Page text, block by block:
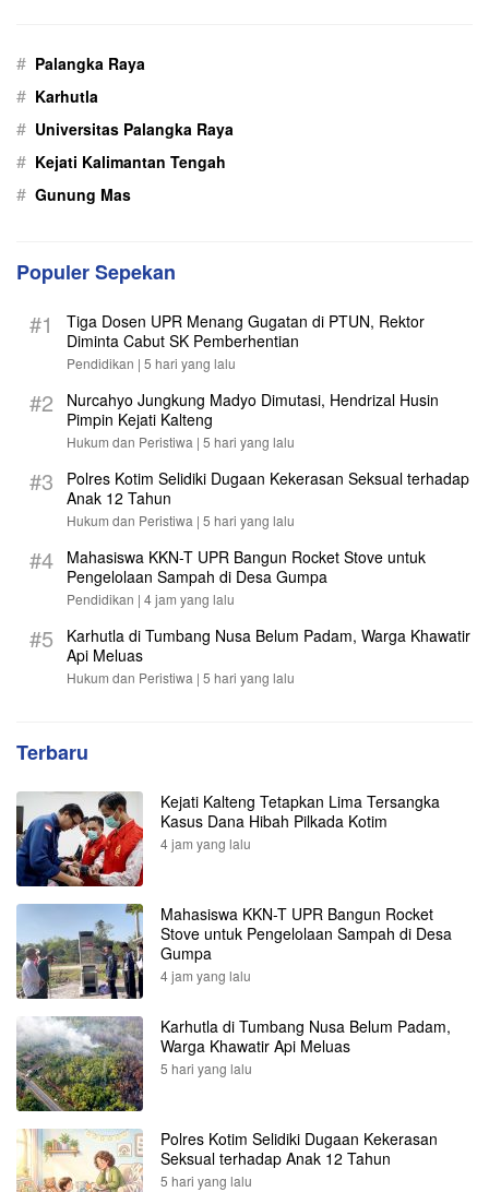
# Palangka Raya
# Karhutla
# Universitas Palangka Raya
# Kejati Kalimantan Tengah
# Gunung Mas
Populer Sepekan
#1
Tiga Dosen UPR Menang Gugatan di PTUN, Rektor
Diminta Cabut SK Pemberhentian
Pendidikan | 5 hari yang lalu
#2
Nurcahyo Jungkung Madyo Dimutasi, Hendrizal Husin
Pimpin Kejati Kalteng
Hukum dan Peristiwa | 5 hari yang lalu
#3
Polres Kotim Selidiki Dugaan Kekerasan Seksual terhadap
Anak 12 Tahun
Hukum dan Peristiwa | 5 hari yang lalu
#4
Mahasiswa KKN-T UPR Bangun Rocket Stove untuk
Pengelolaan Sampah di Desa Gumpa
Pendidikan | 4 jam yang lalu
#5
Karhutla di Tumbang Nusa Belum Padam, Warga Khawatir
Api Meluas
Hukum dan Peristiwa | 5 hari yang lalu
Terbaru
Kejati Kalteng Tetapkan Lima Tersangka
Kasus Dana Hibah Pilkada Kotim
4 jam yang lalu
Mahasiswa KKN-T UPR Bangun Rocket
Stove untuk Pengelolaan Sampah di Desa
Gumpa
4 jam yang lalu
Karhutla di Tumbang Nusa Belum Padam,
Warga Khawatir Api Meluas
5 hari yang lalu
Polres Kotim Selidiki Dugaan Kekerasan
Seksual terhadap Anak 12 Tahun
5 hari yang lalu